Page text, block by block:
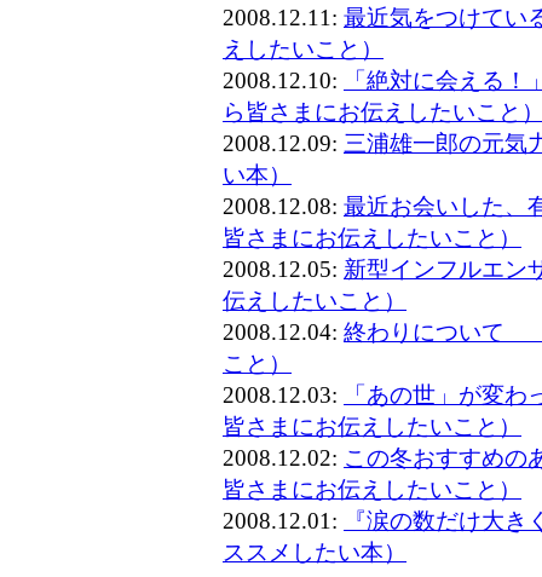
2008.12.11: 最近気をつけてい
えしたいこと）
2008.12.10:
「絶対に会える
ら皆さまにお伝えしたいこと
2008.12.09: 三浦雄一郎の元
い本）
2008.12.08: 最近お会いした、
皆さまにお伝えしたいこと）
2008.12.05: 新型インフルエ
伝えしたいこと）
2008.12.04: 終わりについて
こと）
2008.12.03:
「あの世」が変
皆さまにお伝えしたいこと）
2008.12.02: この冬おすすめ
皆さまにお伝えしたいこと）
2008.12.01:
『涙の数だけ大
ススメしたい本）